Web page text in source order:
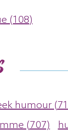
(108)
humour
(707)